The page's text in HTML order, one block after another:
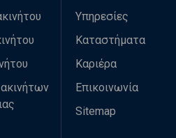
Υπηρεσίες
Καταστήματα
Καριέρα
Επικοινωνία
Sitemap